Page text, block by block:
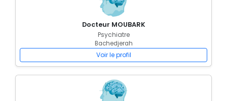
Docteur MOUBARK
Psychiatre
Bachedjerah
Voir le profil